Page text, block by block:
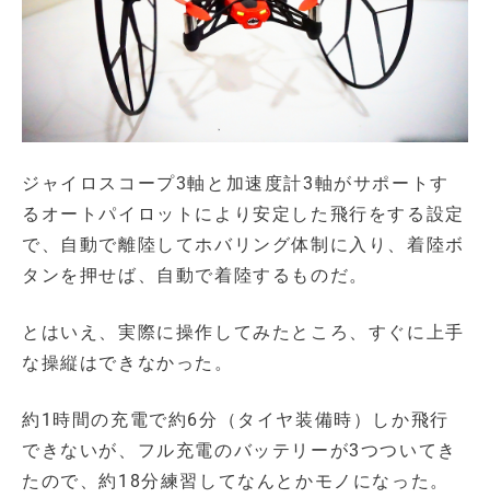
ジャイロスコープ3軸と加速度計3軸がサポートす
るオートパイロットにより安定した飛行をする設定
で、自動で離陸してホバリング体制に入り、着陸ボ
タンを押せば、自動で着陸するものだ。
とはいえ、実際に操作してみたところ、すぐに上手
な操縦はできなかった。
約1時間の充電で約6分（タイヤ装備時）しか飛行
できないが、フル充電のバッテリーが3つついてき
たので、約18分練習してなんとかモノになった。